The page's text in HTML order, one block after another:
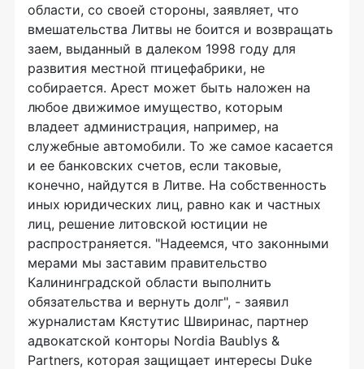
области, со своей стороны, заявляет, что
вмешательства Литвы не боится и возвращать
заем, выданный в далеком 1998 году для
развития местной птицефабрики, не
собирается. Арест может быть наложен на
любое движимое имущество, которым
владеет администрация, например, на
служебные автомобили. То же самое касается
и ее банковских счетов, если таковые,
конечно, найдутся в Литве. На собственность
иных юридических лиц, равно как и частных
лиц, решение литовской юстиции не
распространяется. "Надеемся, что законными
мерами мы заставим правительство
Калининградской области выполнить
обязательства и вернуть долг", - заявил
журналистам Кястутис Швиринас, партнер
адвокатской конторы Nordia Baublys &
Partners, которая защищает интересы Duke